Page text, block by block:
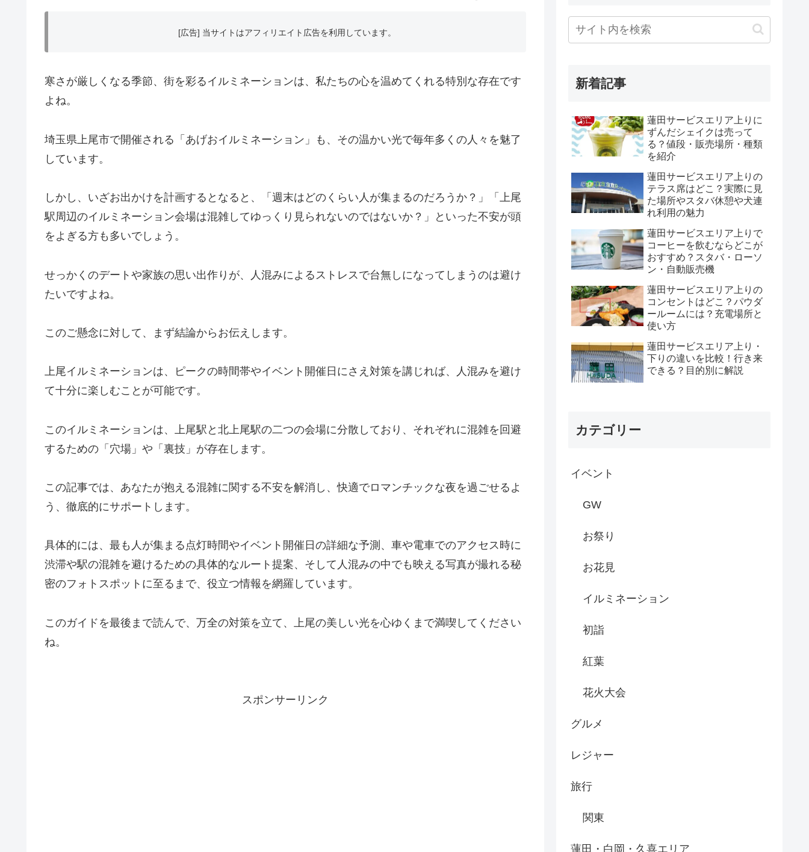
[広告] 当サイトはアフィリエイト広告を利用しています。
寒さが厳しくなる季節、街を彩るイルミネーションは、私たちの心を温めてくれる特別な存在です
よね。
埼玉県上尾市で開催される「あげおイルミネーション」も、その温かい光で毎年多くの人々を魅了
しています。
しかし、いざお出かけを計画するとなると、「週末はどのくらい人が集まるのだろうか？」「上尾
駅周辺のイルミネーション会場は混雑してゆっくり見られないのではないか？」といった不安が頭
をよぎる方も多いでしょう。
せっかくのデートや家族の思い出作りが、人混みによるストレスで台無しになってしまうのは避け
たいですよね。
このご懸念に対して、まず結論からお伝えします。
上尾イルミネーションは、ピークの時間帯やイベント開催日にさえ対策を講じれば、人混みを避け
て十分に楽しむことが可能です。
このイルミネーションは、上尾駅と北上尾駅の二つの会場に分散しており、それぞれに混雑を回避
するための「穴場」や「裏技」が存在します。
この記事では、あなたが抱える混雑に関する不安を解消し、快適でロマンチックな夜を過ごせるよ
う、徹底的にサポートします。
具体的には、最も人が集まる点灯時間やイベント開催日の詳細な予測、車や電車でのアクセス時に
渋滞や駅の混雑を避けるための具体的なルート提案、そして人混みの中でも映える写真が撮れる秘
密のフォトスポットに至るまで、役立つ情報を網羅しています。
このガイドを最後まで読んで、万全の対策を立て、上尾の美しい光を心ゆくまで満喫してください
ね。
スポンサーリンク
新着記事
蓮田サービスエリア上りに
ずんだシェイクは売って
る？値段・販売場所・種類
を紹介
蓮田サービスエリア上りの
テラス席はどこ？実際に見
た場所やスタバ休憩や犬連
れ利用の魅力
蓮田サービスエリア上りで
コーヒーを飲むならどこが
おすすめ？スタバ・ローソ
ン・自動販売機
蓮田サービスエリア上りの
コンセントはどこ？パウダ
ールームには？充電場所と
使い方
蓮田サービスエリア上り・
下りの違いを比較！行き来
できる？目的別に解説
カテゴリー
イベント
GW
お祭り
お花見
イルミネーション
初詣
紅葉
花火大会
グルメ
レジャー
旅行
関東
蓮田・白岡・久喜エリア